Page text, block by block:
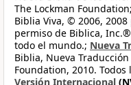
The Lockman Foundation;
Biblia Viva, © 2006,
permiso de Biblica,
todo el mundo.; Nueva
Biblia, Nueva
Foundation, 2010.
Versión Internacional